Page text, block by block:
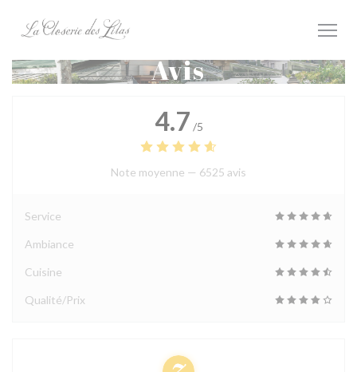
Avis
4.7 /5
Note moyenne — 6525 avis
Service
Ambiance
Cuisine
Qualité/Prix